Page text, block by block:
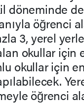
döneminde
öğrenci
3, yerel
okullar için
okullar için
öğrenci